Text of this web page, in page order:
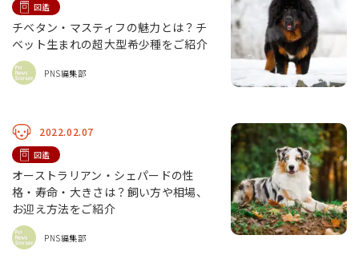
図鑑
チベタン・マスティフの魅力とは？チ
ベット生まれの超大型希少種をご紹介
PNS編集部
2022.02.07
図鑑
オーストラリアン・シェパードの性
格・寿命・大きさは？飼い方や相場、
お迎え方法をご紹介
PNS編集部